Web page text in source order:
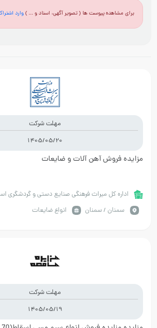
برای مشاهده پیوست ها ( تصویر آگهی، اسناد و ... ) وارد
مهلت شرکت
1405/05/20
مزایده فروش آهن آلات و ضایعات
اداره کل میراث فرهنگی صنایع دستی و گردشگری
سمنان / سمنان
انواع ضایعات
مهلت شرکت
1405/05/19